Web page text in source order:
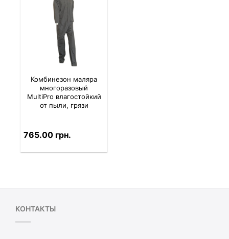
Комбинезон маляра
многоразовый
MultiPro влагостойкий
от пыли, грязи
765.00 грн.
КОНТАКТЫ